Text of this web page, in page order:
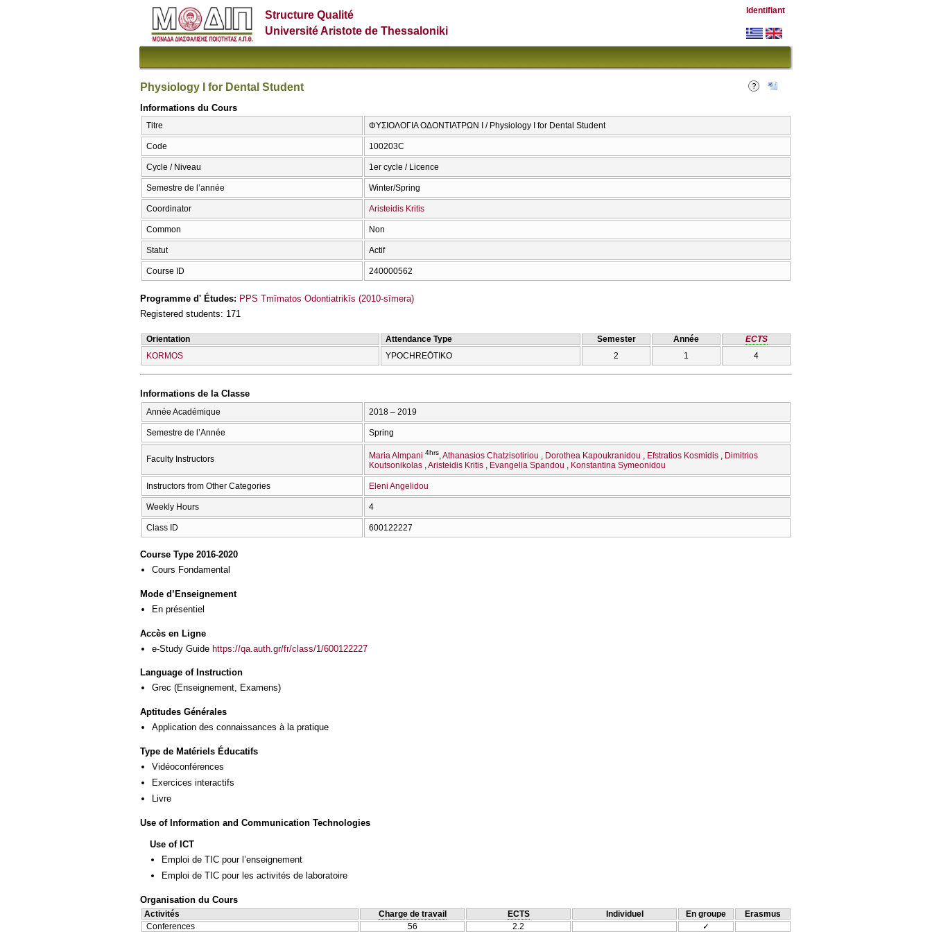
Structure Qualité
Université Aristote de Thessaloniki
Identifiant
Physiology I for Dental Student
Informations du Cours
Titre ΦΥΣΙΟΛΟΓΙΑ ΟΔΟΝΤΙΑΤΡΩΝ Ι / Physiology I for Dental Student
Code 100203C
Cycle / Niveau 1er cycle / Licence
Semestre de l’année Winter/Spring
Coordinator Aristeidis Kritis
Common Non
Statut Actif
Course ID 240000562
Programme d' Études: PPS Tmīmatos Odontiatrikīs (2010-sīmera)
Registered students: 171
Orientation Attendance Type Semester Année
ECTS
KORMOS
YPOCΗREŌTIKO 2 1 4
Informations de la Classe
Année Académique 2018 – 2019
Semestre de l’Année Spring
Faculty Instructors Maria Almpani 4hrs Athanasios Chatzisotiriou Dorothea Kapoukranidou Efstratios Kosmidis
Dimitrios
Koutsonikolas Aristeidis Kritis Evangelia Spandou Konstantina Symeonidou
Instructors from Other Categories Eleni Angelidou
Weekly Hours 4
Class ID 600122227
Course Type 2016-2020
Cours Fondamental
Mode d’Enseignement
En présentiel
Accès en Ligne
e-Study Guide https://qa.auth.gr/fr/class/1/600122227
Language of Instruction
Grec (Enseignement, Examens)
Aptitudes Générales
Application des connaissances à la pratique
Type de Matériels Éducatifs
Vidéoconférences
Exercices interactifs
Livre
Use of Information and Communication Technologies
Use of ICT
Emploi de TIC pour l’enseignement
Emploi de TIC pour les activités de laboratoire
Organisation du Cours
Activités Charge de travail ECTS Individuel En groupe
Erasmus
Conferences
56 2.2 ✓